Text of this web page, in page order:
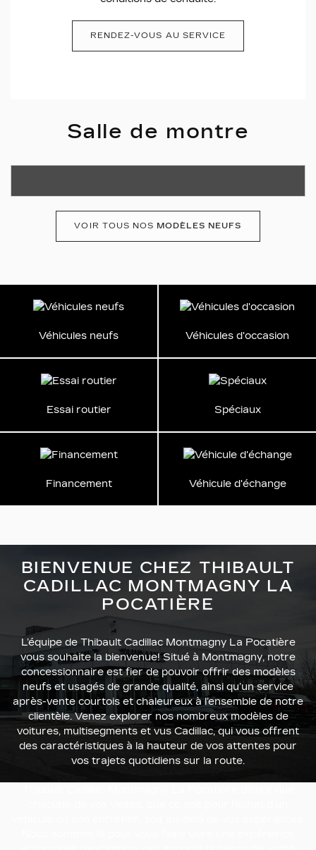
RENDEZ-VOUS AU SERVICE
Salle de montre
VOIR TOUS NOS MODÈLES NEUFS
Véhicules neufs Véhicules d'occasion
Essai routier Spéciaux
Financement Véhicule d'échange
BIENVENUE CHEZ THIBAULT
CADILLAC MONTMAGNY LA
POCATIÈRE
L’équipe de Thibault Cadillac Montmagny La Pocatière
vous souhaite la bienvenue! Situé à Montmagny, notre
concessionnaire est fier de pouvoir offrir des modèles
neufs et usagés de grande qualité, ainsi qu’un service
après-vente courtois et chaleureux à l’ensemble de notre
clientèle. Venez explorer nos nombreux modèles de
voitures, multisegments et vus Cadillac, qui vous offrent
des caractéristiques à la hauteur de vos attentes pour
vos trajets quotidiens sur la route.